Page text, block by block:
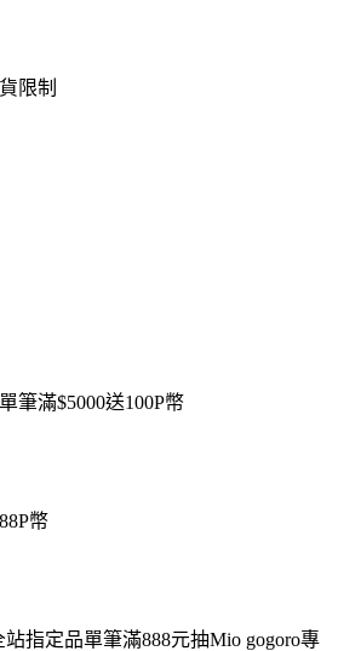
限制
筆滿$5000送100P幣
幣
站指定品單筆滿888元抽Mio gogoro專